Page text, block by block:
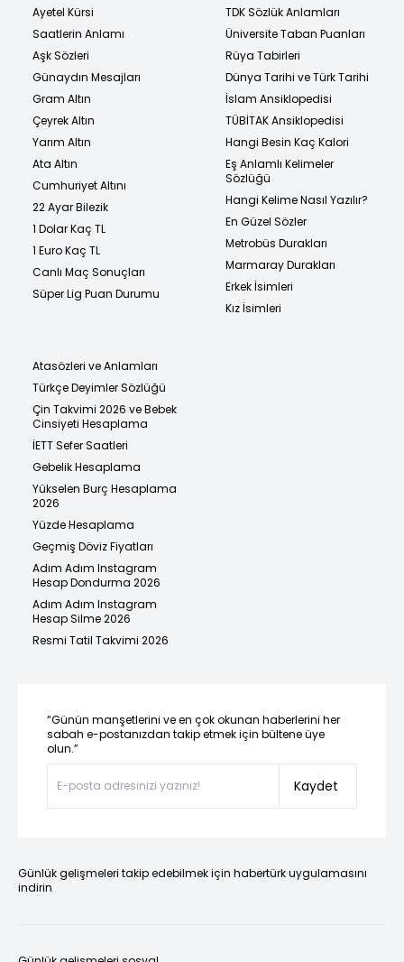
Ayetel Kürsi
Saatlerin Anlamı
Aşk Sözleri
Günaydın Mesajları
Gram Altın
Çeyrek Altın
Yarım Altın
Ata Altın
Cumhuriyet Altını
22 Ayar Bilezik
1 Dolar Kaç TL
1 Euro Kaç TL
Canlı Maç Sonuçları
Süper Lig Puan Durumu
TDK Sözlük Anlamları
Üniversite Taban Puanları
Rüya Tabirleri
Dünya Tarihi ve Türk Tarihi
İslam Ansiklopedisi
TÜBİTAK Ansiklopedisi
Hangi Besin Kaç Kalori
Eş Anlamlı Kelimeler
Sözlüğü
Hangi Kelime Nasıl Yazılır?
En Güzel Sözler
Metrobüs Durakları
Marmaray Durakları
Erkek İsimleri
Kız İsimleri
Atasözleri ve Anlamları
Türkçe Deyimler Sözlüğü
Çin Takvimi 2026 ve Bebek
Cinsiyeti Hesaplama
İETT Sefer Saatleri
Gebelik Hesaplama
Yükselen Burç Hesaplama
2026
Yüzde Hesaplama
Geçmiş Döviz Fiyatları
Adım Adım Instagram
Hesap Dondurma 2026
Adım Adım Instagram
Hesap Silme 2026
Resmi Tatil Takvimi 2026
“Günün manşetlerini ve en çok okunan haberlerini her
sabah e-postanızdan takip etmek için bültene üye
olun.”
Kaydet
Günlük gelişmeleri takip edebilmek için habertürk uygulamasını
indirin